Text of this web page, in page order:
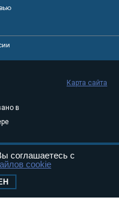
в
05
Карта сайта
соглашаетесь с
cookie